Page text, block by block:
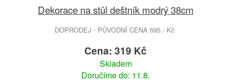
Dekorace na stůl deštník modrý 38cm
DOPRODEJ - PŮVODNÍ CENA 695.- Kč
Cena: 319 Kč
Skladem
Doručíme do: 11.8.